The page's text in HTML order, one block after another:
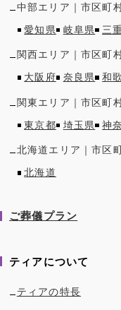
中部エリア｜市区町
愛知県
岐阜県 三
関西エリア｜市区町
大阪府
奈良県 和
関東エリア｜市区町
東京都
埼玉県 神
北海道エリア｜市区
北海道
ご葬儀プラン
ティアについて
ティアの特長